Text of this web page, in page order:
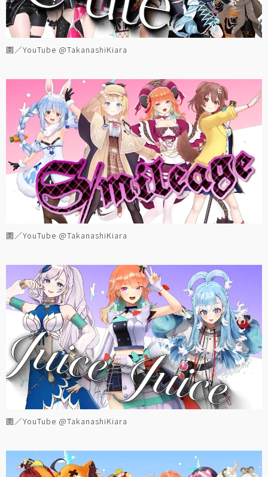
圖／YouTube @TakanashiKiara
圖／YouTube @TakanashiKiara
圖／YouTube @TakanashiKiara